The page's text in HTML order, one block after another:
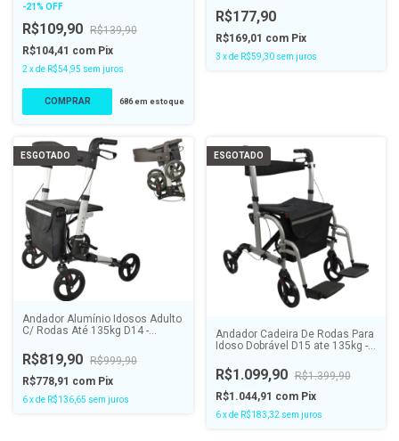
-21% OFF
R$109,90 R$139,90
R$104,41 com Pix
2 xde R$54,95 sem juros
686em estoque
R$177,90
R$169,01 com Pix
3 xde R$59,30 sem juros
ESGOTADO
Andador Alumínio Idosos Adulto
C/ Rodas Até 135kg D14 -
R$819,90 R$999,90
R$778,91 com Pix
6xde R$136,65 sem juros
ESGOTADO
Andador Cadeira De Rodas Para
Idoso Dobrável D15 ate 135kg -
R$1.099,90 R$1.399,90
R$1.044,91 com Pix
6 xde R$183,32 sem juros